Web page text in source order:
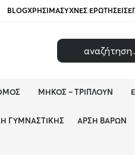
BLOGΧΡΉΣΙΜΑΣΥΧΝΈΣ ΕΡΩΤΉΣΕΙΣ
ΜΉΚΟΣ – ΤΡΙΠΛΟΎΝ
ΓΥΜΝΑΣΤΙΚΉΣ ΆΡΣΗ ΒΑΡΏΝ